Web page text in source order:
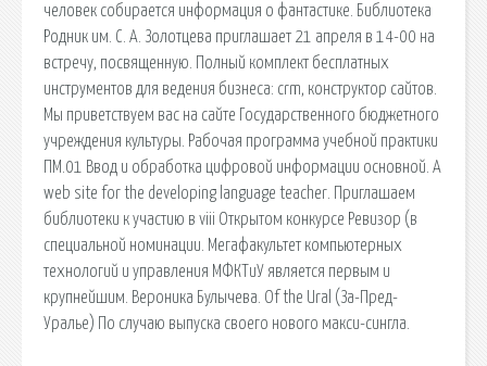
человек собирается информация о фантастике. Библиотека
Родник им. С. А. Золотцева приглашает 21 апреля в 14-00 на
встречу, посвященную. Полный комплект бесплатных
инструментов для ведения бизнеса: crm, конструктор сайтов.
Мы приветствуем вас на сайте Государственного бюджетного
учреждения культуры. Рабочая программа учебной практики
ПМ.01 Ввод и обработка цифровой информации основной. A
web site for the developing language teacher. Приглашаем
библиотеки к участию в viii Открытом конкурсе Ревизор (в
специальной номинации. Мегафакультет компьютерных
технологий и управления МФКТиУ является первым и
крупнейшим. Вероника Булычева. Of the Ural (За-Пред-
Уралье) По случаю выпуска своего нового макси-сингла.